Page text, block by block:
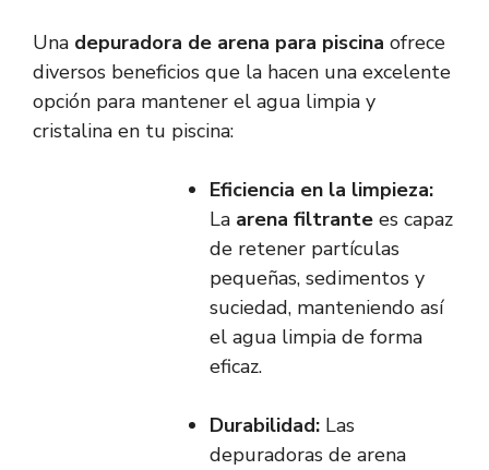
Una depuradora de arena para piscina ofrece
diversos beneficios que la hacen una excelente
opción para mantener el agua limpia y
cristalina en tu piscina:
Eficiencia en la limpieza:
La arena filtrante es capaz
de retener partículas
pequeñas, sedimentos y
suciedad, manteniendo así
el agua limpia de forma
eficaz.
Durabilidad: Las
depuradoras de arena